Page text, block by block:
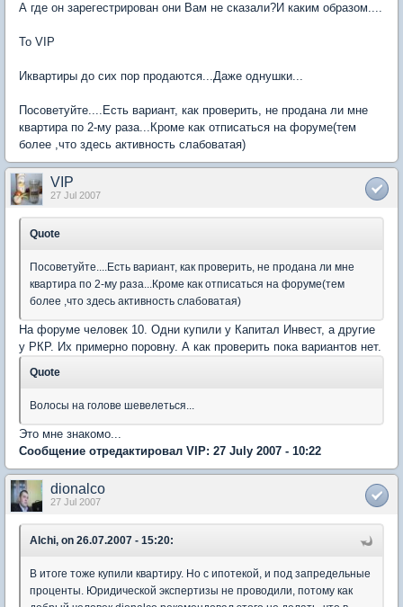
А где он зарегестрирован они Вам не сказали?И каким образом....
To VIP
Иквартиры до сих пор продаются...Даже однушки...
Посоветуйте....Есть вариант, как проверить, не продана ли мне
квартира по 2-му раза...Кроме как отписаться на форуме(тем
более ,что здесь активность слабоватая)
VIP
27 Jul 2007
Quote
Посоветуйте....Есть вариант, как проверить, не продана ли мне
квартира по 2-му раза...Кроме как отписаться на форуме(тем
более ,что здесь активность слабоватая)
На форуме человек 10. Одни купили у Капитал Инвест, а другие
у РКР. Их примерно поровну. А как проверить пока вариантов нет.
Quote
Волосы на голове шевелеться...
Это мне знакомо...
Сообщение отредактировал VIP: 27 July 2007 - 10:22
dionalco
27 Jul 2007
Alchi, on 26.07.2007 - 15:20:
В итоге тоже купили квартиру. Но с ипотекой, и под запредельные
проценты. Юридической экспертизы не проводили, потому как